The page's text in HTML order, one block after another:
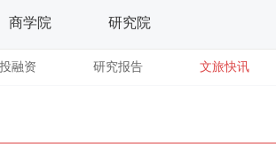
商学院 研究院
投融资 研究报告 文旅快讯